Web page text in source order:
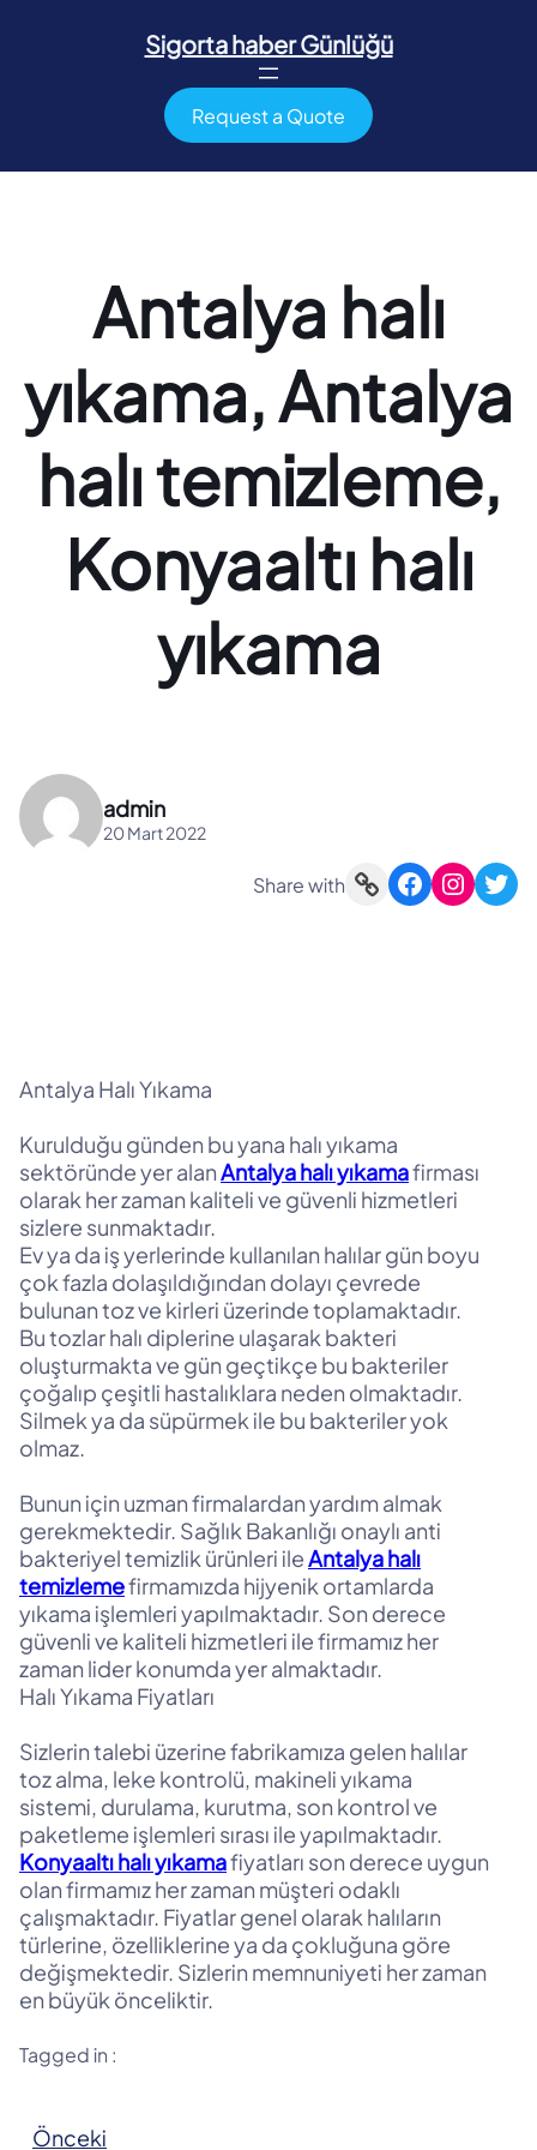
Sigorta haber Günlüğü
Request a Quote
Antalya halı
yıkama, Antalya
halı temizleme,
Konyaaltı halı
yıkama
admin
20 Mart 2022
Share with Link Facebook Instagram Twitter
Antalya Halı Yıkama
Kurulduğu günden bu yana halı yıkama
sektöründe yer alanAntalya halı yıkamafirması
olarak her zaman kaliteli ve güvenli hizmetleri
sizlere sunmaktadır.
Ev ya da iş yerlerinde kullanılan halılar gün boyu
çok fazla dolaşıldığından dolayı çevrede
bulunan toz ve kirleri üzerinde toplamaktadır.
Bu tozlar halı diplerine ulaşarak bakteri
oluşturmakta ve gün geçtikçe bu bakteriler
çoğalıp çeşitli hastalıklara neden olmaktadır.
Silmek ya da süpürmek ile bu bakteriler yok
olmaz.
Bunun için uzman firmalardan yardım almak
gerekmektedir. Sağlık Bakanlığı onaylı anti
bakteriyel temizlik ürünleri ileAntalya halı
temizlemefirmamızda hijyenik ortamlarda
yıkama işlemleri yapılmaktadır. Son derece
güvenli ve kaliteli hizmetleri ile firmamız her
zaman lider konumda yer almaktadır.
Halı Yıkama Fiyatları
Sizlerin talebi üzerine fabrikamıza gelen halılar
toz alma, leke kontrolü, makineli yıkama
sistemi, durulama, kurutma, son kontrol ve
paketleme işlemleri sırası ile yapılmaktadır.
Konyaaltı halı yıkamafiyatları son derece uygun
olan firmamız her zaman müşteri odaklı
çalışmaktadır. Fiyatlar genel olarak halıların
türlerine, özelliklerine ya da çokluğuna göre
değişmektedir. Sizlerin memnuniyeti her zaman
en büyük önceliktir.
Tagged in :
Önceki